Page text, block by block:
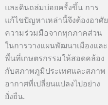
และดินถล่มบ่อยครั้งขึ้น การ
แก้ไขปัญหาเหล่านี้จึงต้องอาศัย
ความร่วมมือจากทุกภาคส่วน
ในการวางแผนพัฒนาเมืองและ
พื้นที่เกษตรกรรมให้สอดคล้อง
กับสภาพภูมิประเทศและสภาพ
อากาศที่เปลี่ยนแปลงไปอย่าง
ยั่งยืน.